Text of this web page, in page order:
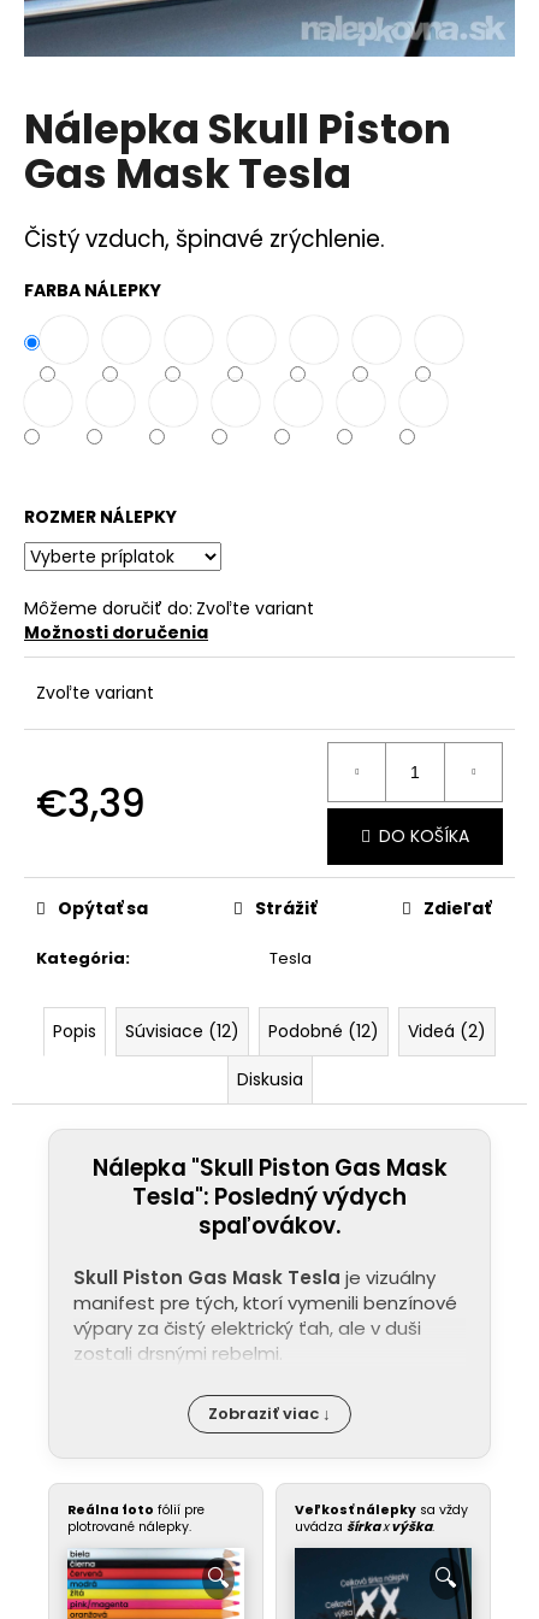
Nálepka Skull Piston
Gas Mask Tesla
Čistý vzduch, špinavé zrýchlenie.
FARBA NÁLEPKY
ROZMER NÁLEPKY
Môžeme doručiť do: Zvoľte variant
Možnosti doručenia
Zvoľte variant
€3,39
DO KOŠÍKA
Kategória: Tesla
Opýtať sa Strážiť Zdieľať
Popis Súvisiace (12) Podobné (12)
Videá (2)
Diskusia
Nálepka "Skull Piston Gas Mask
Tesla": Posledný výdych
spaľovákov.
Skull Piston Gas Mask Tesla je vizuálny
manifest pre tých, ktorí vymenili benzínové
výpary za čistý elektrický ťah, ale v duši
zostali drsnými rebelmi.
Zobraziť viac ↓
Reálna foto fólií pre
plotrované nálepky.
Veľkosť nálepky sa vždy
uvádza šírkaxvýška.
á
j
ť
?
O
d
p
ú
č
a
m
e